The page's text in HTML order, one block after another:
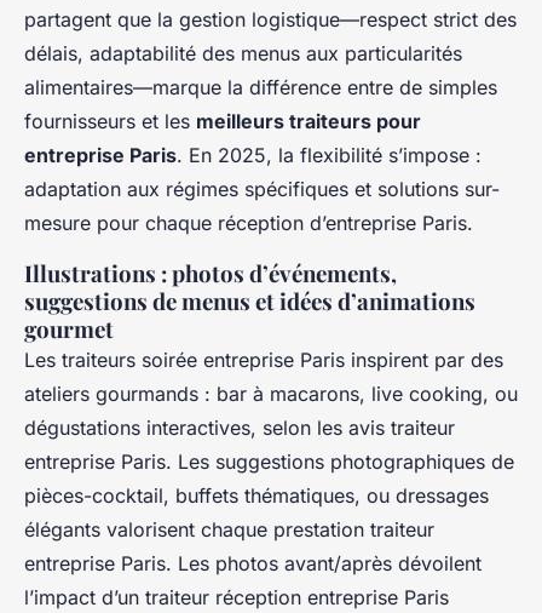
partagent que la gestion logistique—respect strict des
délais, adaptabilité des menus aux particularités
alimentaires—marque la différence entre de simples
fournisseurs et les meilleurs traiteurs pour
entreprise Paris. En 2025, la flexibilité s’impose :
adaptation aux régimes spécifiques et solutions sur-
mesure pour chaque réception d’entreprise Paris.
Illustrations : photos d’événements,
suggestions de menus et idées d’animations
gourmet
Les traiteurs soirée entreprise Paris inspirent par des
ateliers gourmands : bar à macarons, live cooking, ou
dégustations interactives, selon les avis traiteur
entreprise Paris. Les suggestions photographiques de
pièces-cocktail, buffets thématiques, ou dressages
élégants valorisent chaque prestation traiteur
entreprise Paris. Les photos avant/après dévoilent
l’impact d’un traiteur réception entreprise Paris